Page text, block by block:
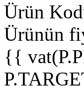
Ürün
Ürünün
{{